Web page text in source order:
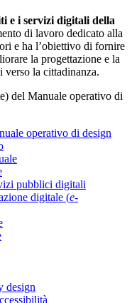
e i servizi digitali della
di lavoro dedicato alla
e ha l’obiettivo di fornire
la progettazione e la
la cittadinanza.
del Manuale operativo di
operativo di design
pubblici digitali
digitale (e-
design